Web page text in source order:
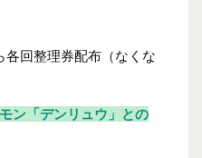
回整理券配布（なくな
ン「デンリュウ」との